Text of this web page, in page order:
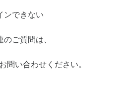
ンできない
ご質問は、
問い合わせください。